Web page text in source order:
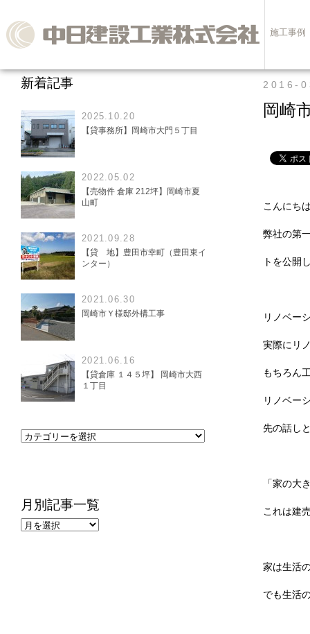
2016-
岡崎
こんにち
弊社の第
トを公開
リノベー
実際にリ
もちろん
リノベー
先の話し
「家の大
これは建
家は生活
でも生活
新着記事
2025.10.20
【貸事務所】岡崎市大門５丁目
2022.05.02
【売物件 倉庫 212坪】岡崎市夏
山町
2021.09.28
【貸 地】豊田市幸町（豊田東イ
ンター）
2021.06.30
岡崎市Ｙ様邸外構工事
2021.06.16
【貸倉庫 １４５坪】 岡崎市大西
１丁目
月別記事一覧
施工事例